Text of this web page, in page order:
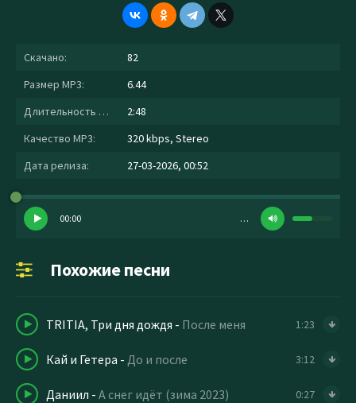
Скачано:
82
Размер MP3:
6.44
Длительность MP3:
2:48
Качество MP3:
320 kbps, Stereo
Дата релиза:
27-03-2026, 00:52
00:00 …
Похожие песни
TRITIA, Три дня дождя - После меня 1:23
Кай и Гетера - До и после 3:12
Даниил - А снег идёт (зима 2023) 0:27